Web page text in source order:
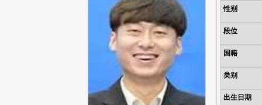
性别
段位
国籍
类别
出生日期